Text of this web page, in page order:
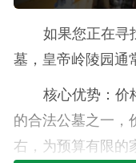
如果您正在寻
墓，皇帝岭陵园通
核心优势：价
的合法公墓之一，
右，为预算有限的